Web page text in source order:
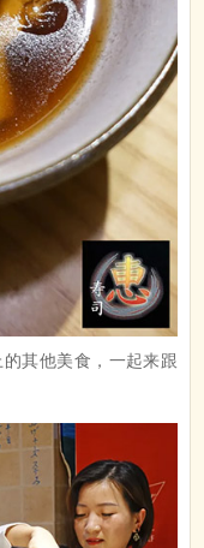
其他美食，一起来跟